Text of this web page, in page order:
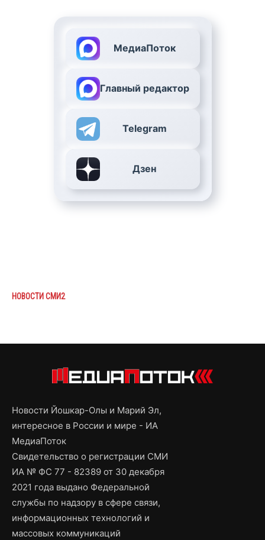
МедиаПоток
Главный редактор
Telegram
Дзен
НОВОСТИ СМИ2
Новости Йошкар-Олы и Марий Эл,
интересное в России и мире - ИА
МедиаПоток
Свидетельство о регистрации СМИ
ИА № ФС 77 - 82389 от 30 декабря
2021 года выдано Федеральной
службы по надзору в сфере связи,
информационных технологий и
массовых коммуникаций